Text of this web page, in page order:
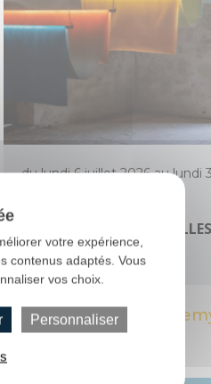
du lundi 6 juillet 2026 au lundi
L'ART DANS LES
SAINT-ADRIEN
Saint-
votre expérience,
contenus adaptés. Vous
vos choix.
Personnaliser